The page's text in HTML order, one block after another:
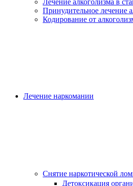
Лечение алкоголизма в
Принудительное лечение
Кодирование от
Лечение наркомании
Снятие наркотической
Детоксикация